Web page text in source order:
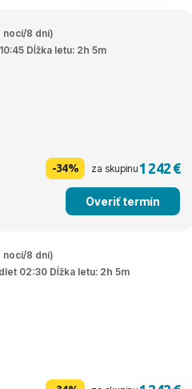
nocí/8 dní)
Dĺžka letu: 2h 5m
-34% za skupinu1 242 €
Overiť termín
nocí/8 dní)
02:30 Dĺžka letu: 2h 5m